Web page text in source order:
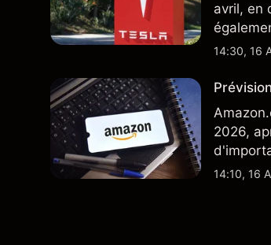
avril, en
moindre
14:30, 16
2026,
14:10, 16